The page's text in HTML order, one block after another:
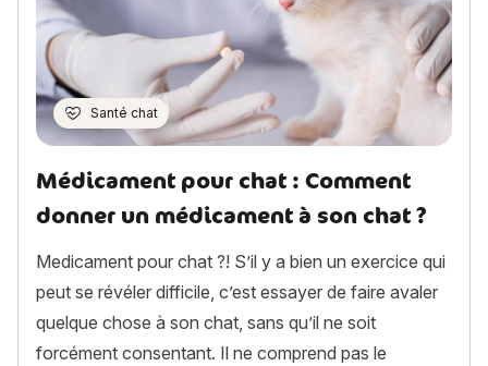
Santé chat
Médicament pour chat : Comment
donner un médicament à son chat ?
Medicament pour chat ?! S’il y a bien un exercice qui
peut se révéler difficile, c’est essayer de faire avaler
quelque chose à son chat, sans qu’il ne soit
forcément consentant. Il ne comprend pas le